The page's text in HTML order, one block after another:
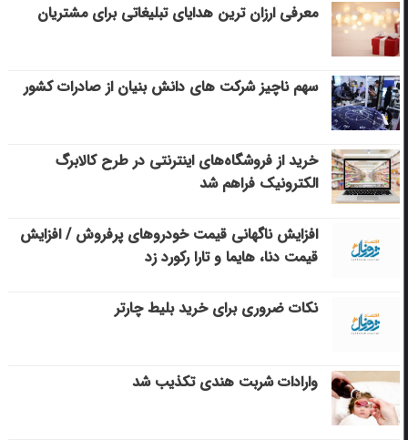
معرفی ارزان ترین هدایای تبلیغاتی برای مشتریان
سهم ناچیز شرکت های دانش بنیان از صادرات کشور
خرید از فروشگاه‌های اینترنتی در طرح کالابرگ
الکترونیک فراهم شد
افزایش ناگهانی قیمت خودروهای پرفروش / افزایش
قیمت دنا، هایما و تارا رکورد زد
نکات ضروری برای خرید بلیط چارتر
وارادات شربت هندی تکذیب شد